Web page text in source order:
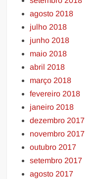
agosto 2018
julho 2018
junho 2018
maio 2018
abril 2018
março 2018
fevereiro 2018
janeiro 2018
dezembro 2017
novembro 2017
outubro 2017
setembro 2017
agosto 2017